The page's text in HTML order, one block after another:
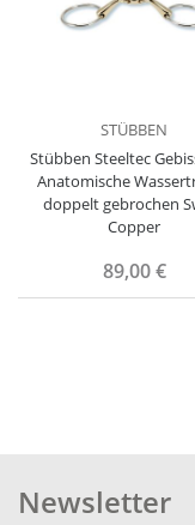
STÜBBEN
Stübben Steeltec
Anatomische
doppelt gebrochen
Copper
89,00 €
Newsletter